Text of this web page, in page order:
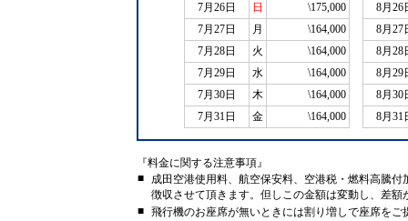
7月26日
日
\175,000
7月27日
月
\164,000
7月28日
火
\164,000
7月29日
水
\164,000
7月30日
木
\164,000
7月31日
金 \164,000
8月26
8月27
8月28
8月29
8月30
8月31
『料金に関する注意事項』
■
成田空港使用料、航空保安料、空港税・燃料高騰付
徴収させて頂きます。但しこの金額は変動し、差額
■ 飛行機のお座席が無いときには割り増しで座席をご